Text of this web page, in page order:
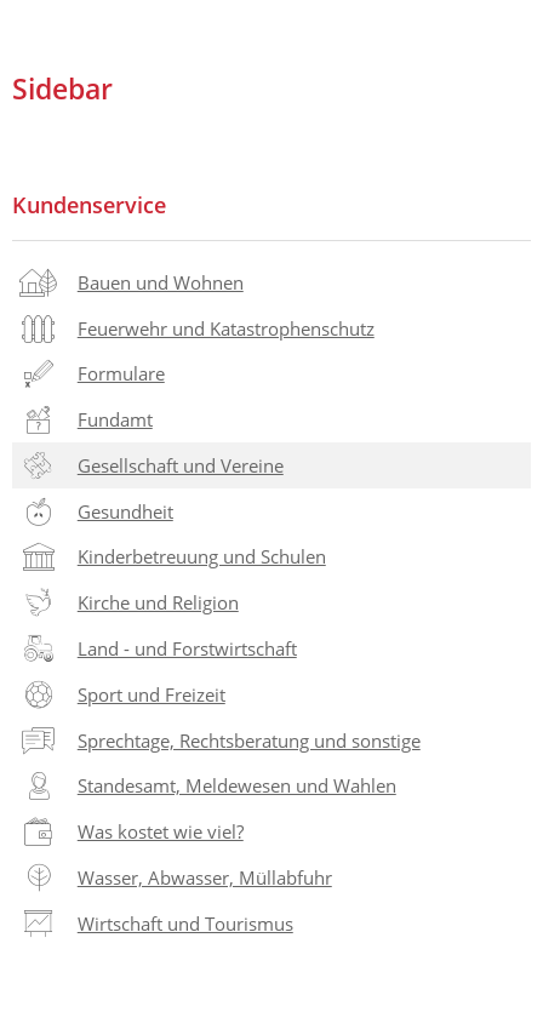
Sidebar
Kundenservice
Bauen und Wohnen
Feuerwehr und Katastrophenschutz
Formulare
Fundamt
Gesellschaft und Vereine
Gesundheit
Kinderbetreuung und Schulen
Kirche und Religion
Land - und Forstwirtschaft
Sport und Freizeit
Sprechtage, Rechtsberatung und sonstige
Standesamt, Meldewesen und Wahlen
Was kostet wie viel?
Wasser, Abwasser, Müllabfuhr
Wirtschaft und Tourismus